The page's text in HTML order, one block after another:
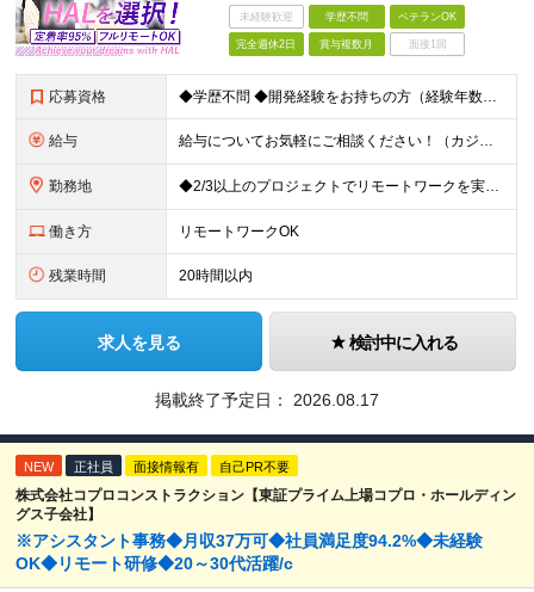
未経験歓迎 学歴不問 ベテランOK
完全週休2日 賞与複数月 面接1回
応募資格 ◆学歴不問 ◆開発経験をお持ちの方（経験年数不問） ＜こんな方は大歓迎！＞ ◎今の収入をもっと増やしたい ◎もっと上流の案件で活躍したい ◎将来のキャリアにつながる案件に携わりたい ◎自分のやりたい
給与 給与についてお気軽にご相談ください！（カジュアル面談可能） 月給35万円～＋各種手当＋賞与2回 ※固定残業代は、時間外労働の有無に関わらず40時間分を87,500円～支給 ※超過分は別途支給 ※試用
勤務地 ◆2/3以上のプロジェクトでリモートワークを実施中！ ≪自社拠点≫ ・東京本社／東京都千代田区丸の内二丁目6番1号 丸の内パークビルディング6階 ・関西支社／⼤阪府⼤阪市中央区安⼟町2-3-13 ⼤
働き方 リモートワークOK
残業時間 20時間以内
求人を見る 検討中に入れる
掲載終了予定日： 2026.08.17
NEW 正社員 面接情報有 自己PR不要
株式会社コプロコンストラクション【東証プライム上場コプロ・ホールディン
グス子会社】
※アシスタント事務◆月収37万可◆社員満足度94.2%◆未経験
OK◆リモート研修◆20～30代活躍/c